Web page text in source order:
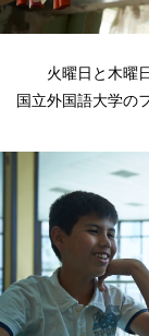
火曜日と木曜
国立外国語大学の